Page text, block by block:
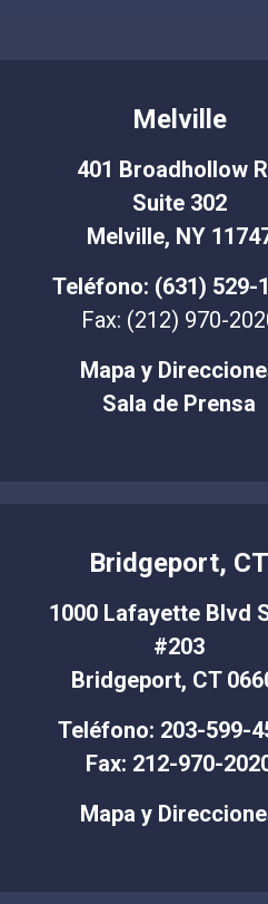
Melville
401 Broadhollow
Suite 302
Melville, NY
Teléfono: (631) 529-
Fax: (212) 970-
Mapa y
Sala de Prensa
Bridgeport, CT
1000 Lafayette Blvd
#203
Bridgeport, CT
Teléfono: 203-599-
Fax: 212-970-
Mapa y